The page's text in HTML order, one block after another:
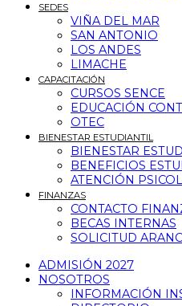
SEDES
VIÑA DEL MAR
SAN ANTONIO
LOS ANDES
LIMACHE
CAPACITACIÓN
CURSOS SENCE
EDUCACIÓN
OTEC
BIENESTAR ESTUDIANTIL
BIENESTAR
BENEFICIOS
ATENCIÓN
FINANZAS
CONTACTO
BECAS INTERNAS
SOLICITUD
ADMISIÓN 2027
NOSOTROS
INFORMACIÓN